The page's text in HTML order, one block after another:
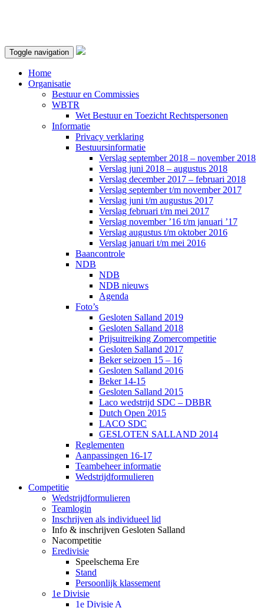
Toggle navigation
Home
Organisatie
Bestuur en Commissies
WBTR
Wet Bestuur en Toezicht Rechtspersonen
Informatie
Privacy verklaring
Bestuursinformatie
Verslag september 2018 – november 2018
Verslag juni 2018 – augustus 2018
Verslag december 2017 – februari 2018
Verslag september t/m november 2017
Verslag juni t/m augustus 2017
Verslag februari t/m mei 2017
Verslag november ’16 t/m januari ’17
Verslag augustus t/m oktober 2016
Verslag januari t/m mei 2016
Baancontrole
NDB
NDB
NDB nieuws
Agenda
Foto’s
Gesloten Salland 2019
Gesloten Salland 2018
Prijsuitreiking Zomercompetitie
Gesloten Salland 2017
Beker seizoen 15 – 16
Gesloten Salland 2016
Beker 14-15
Gesloten Salland 2015
Laco wedstrijd SDC – DBBR
Dutch Open 2015
LACO SDC
GESLOTEN SALLAND 2014
Reglementen
Aanpassingen 16-17
Teambeheer informatie
Wedstrijdformulieren
Competitie
Wedstrijdformulieren
Teamlogin
Inschrijven als individueel lid
Info & inschrijven Gesloten Salland
Nacompetitie
Eredivisie
Speelschema Ere
Stand
Persoonlijk klassement
1e Divisie
1e Divisie A